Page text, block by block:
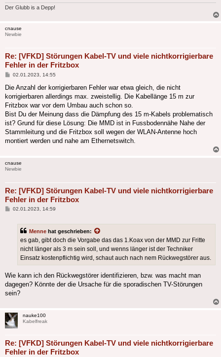
Der Glubb is a Depp!
cnause
Newbie
Re: [VFKD] Störungen Kabel-TV und viele nichtkorrigierbare
Fehler in der Fritzbox
Beitrag
02.01.2023, 14:55
Die Anzahl der korrigierbaren Fehler war etwa gleich, die nicht
korrigierbaren allerdings max. zweistellig. Die Kabellänge 15 m zur
Fritzbox war vor dem Umbau auch schon so.
Bist Du der Meinung dass die Dämpfung des 15 m-Kabels problematisch
ist? Grund für diese Lösung: Die MMD ist in Fussbodennähe Nahe der
Stammleitung und die Fritzbox soll wegen der WLAN-Antenne hoch
montiert werden und nahe am Ethernetswitch.
cnause
Newbie
Re: [VFKD] Störungen Kabel-TV und viele nichtkorrigierbare
Fehler in der Fritzbox
Beitrag
02.01.2023, 14:59
Menne hat geschrieben:
es gab, gibt doch die Vorgabe das das 1.Koax von der MMD zur Fritte
nicht länger als 3 m sein soll, und wenns länger ist der Techniker
Einsatz kostenpflichtig wird, schaut auch nach nem Rückwegstörer aus.
Wie kann ich den Rückwegstörer identifizieren, bzw. was macht man
dagegen? Könnte der die Ursache für die sporadischen TV-Störungen
sein?
nauke100
Kabelfreak
Re: [VFKD] Störungen Kabel-TV und viele nichtkorrigierbare
Fehler in der Fritzbox